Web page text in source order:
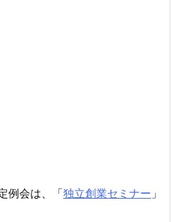
例会は、「独立創業セミナー 」